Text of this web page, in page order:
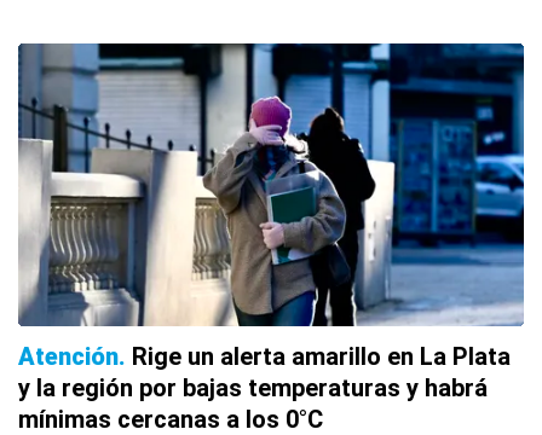
Atención Rige un alerta amarillo en La Plata
y la región por bajas temperaturas y habrá
mínimas cercanas a los 0°C